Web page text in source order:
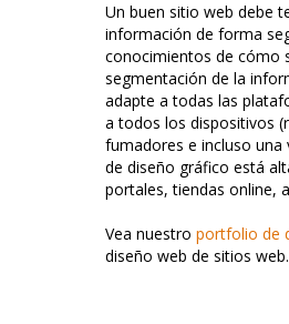
Un buen sitio web debe
información de forma
conocimientos de cómo
segmentación de la
adapte a todas las
a todos los dispositivos
fumadores e incluso una
de diseño gráfico está
portales, tiendas online,
Vea nuestro portfolio de
diseño web de sitios web.